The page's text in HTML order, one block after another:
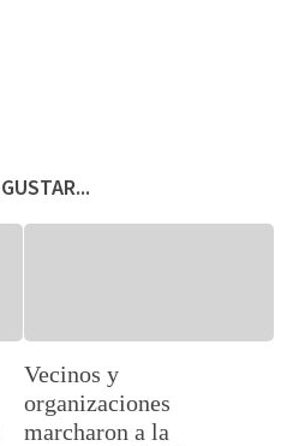
Vecinos y
organizaciones
marcharon a la